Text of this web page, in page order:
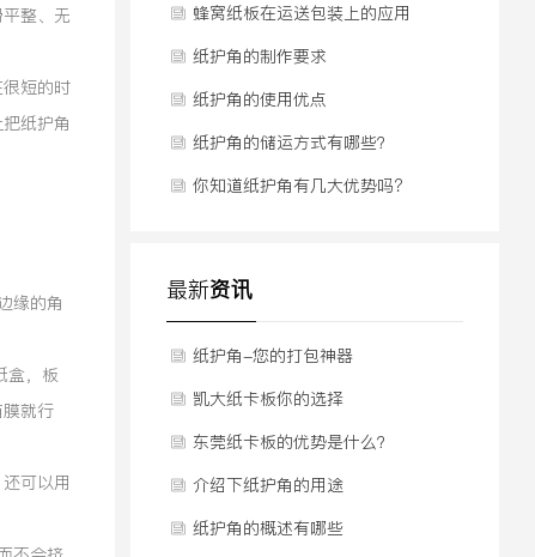
整、无
短的时
纸护角
缘的角
盒，板
就行
可以用
蜂窝纸板在运送包装上的应用
纸护角的制作要求
纸护角的使用优点
纸护角的储运方式有哪些？
你知道纸护角有几大优势吗?
最新资讯
纸护角-您的打包神器
凯大纸卡板你的选择
东莞纸卡板的优势是什么？
介绍下纸护角的用途
纸护角的概述有哪些